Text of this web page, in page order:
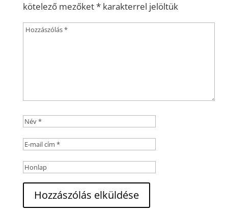
kötelező mezőket*karakterrel jelöltük